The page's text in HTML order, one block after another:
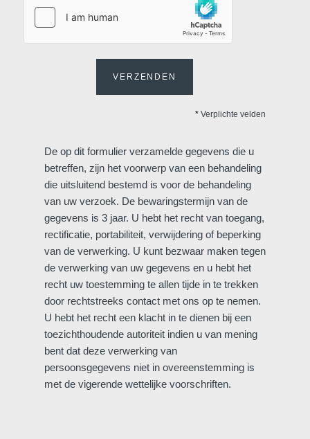
VERZENDEN
* Verplichte velden
De op dit formulier verzamelde gegevens die u
betreffen, zijn het voorwerp van een behandeling
die uitsluitend bestemd is voor de behandeling
van uw verzoek. De bewaringstermijn van de
gegevens is 3 jaar. U hebt het recht van toegang,
rectificatie, portabiliteit, verwijdering of beperking
van de verwerking. U kunt bezwaar maken tegen
de verwerking van uw gegevens en u hebt het
recht uw toestemming te allen tijde in te trekken
door rechtstreeks contact met ons op te nemen.
U hebt het recht een klacht in te dienen bij een
toezichthoudende autoriteit indien u van mening
bent dat deze verwerking van
persoonsgegevens niet in overeenstemming is
met de vigerende wettelijke voorschriften.
Français English
Nederlands
Deutsch
Evenementen
Omgeving
Galerij
Aanbiedingen
Contact Contacteer ons
Martin's Relais
Naam :
Voornaam *: